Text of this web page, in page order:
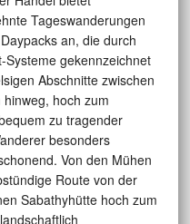
Tageswanderungen
an, die durch
gekennzeichnet
Abschnitte zwischen
hoch zum
zu tragender
besonders
Von den Mühen
Route von der
Sabathyhütte hoch zum